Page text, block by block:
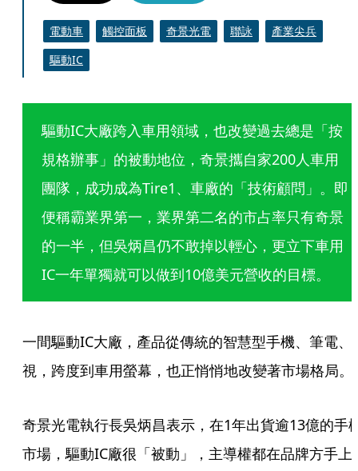
電動車 觸控面板 奇景光電 聯詠
產業尖兵
驅動IC
驅動IC大廠跨入車用領域，也改變過去總是「按
規格辦事」的被動地位，奇景攜自家200人車用
團隊，成功成為Tire1、車廠的「技術顧問」。即
便稱霸業界第一，業界第二名的市占率只有奇景
的一半，但吳炳昌仍不敢掉以輕心，更立下車用
IC一年單獨就可以做到10億美元營收的目標。
一間驅動IC大廠，產品從傳統的智慧型手機、筆電、
視，跨度到車用螢幕，也正悄悄地改變著市場格局。
奇景光電執行長吳炳昌表示，在1年出貨逾13億的手
市場，驅動IC廠很「被動」，主導權都在品牌方手上